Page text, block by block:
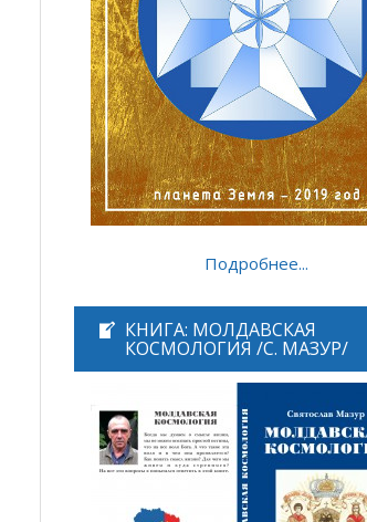
Подробнее...
КНИГА: МОЛДАВСКАЯ
КОСМОЛОГИЯ /С. МАЗУР/